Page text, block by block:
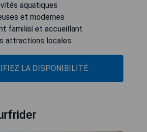
aquatiques
et modernes
familial et accueillant
attractions locales
LA DISPONIBILITÉ